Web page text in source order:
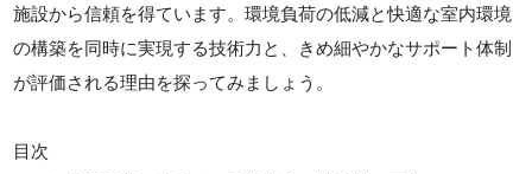
施設から信頼を得ています。環境負荷の低減と快適な室内環境
の構築を同時に実現する技術力と、きめ細やかなサポート体制
が評価される理由を探ってみましょう。
目次